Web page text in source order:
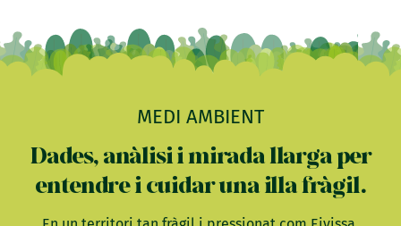
MEDI AMBIENT
Dades, anàlisi i mirada llarga per
entendre i cuidar una illa fràgil.